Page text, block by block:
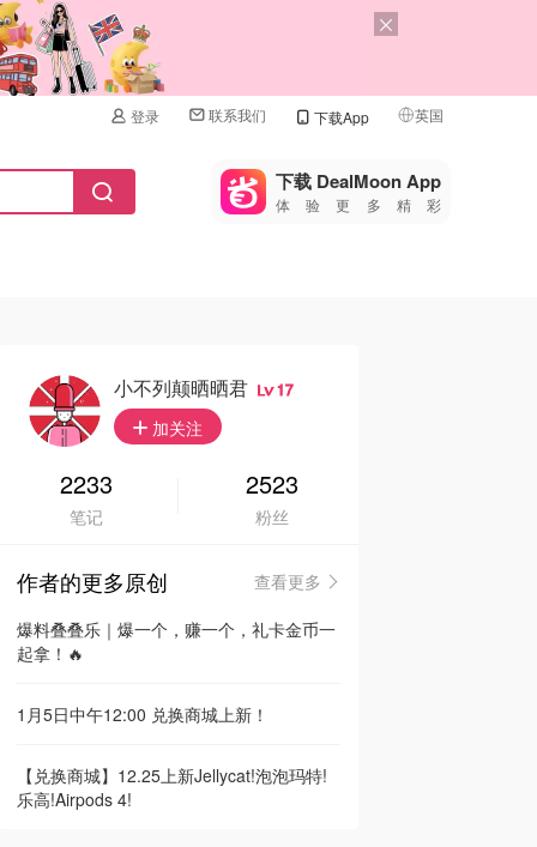
登录 联系我们 下载App 英国
🇺🇸
🇨🇳 中国
🇩🇪
🇮🇹
🇦🇺
🇳🇿新西兰
下载 DealMoon App
体验更多精彩
小不列颠晒晒君 17
加关注
2233
笔记
2523
粉丝
作者的更多原创
查看更多
爆料叠叠乐｜爆一个，赚一个，礼卡金币一
起拿！🔥
1月5日中午12:00 兑换商城上新！
【兑换商城】12.25上新Jellycat!泡泡玛特!
乐高!Airpods 4!